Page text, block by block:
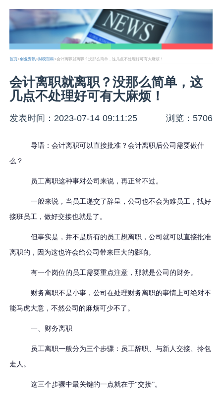
首页>创业资讯>财税百科>会计离职就离职？没那么简单，这几点不处理好可有大麻烦！
会计离职就离职？没那么简单，这
几点不处理好可有大麻烦！
发表时间：2023-07-14 09:11:25 浏览：5706
导语：会计离职可以直接批准？会计离职后公司需要做什
么？
员工离职这种事对公司来说，再正常不过。
一般来说，当员工递交了辞呈，公司也不会为难员工，找好
接班员工，做好交接也就是了。
但事实是，并不是所有的员工想离职，公司就可以直接批准
离职的，因为这也许会给公司带来巨大的影响。
有一个岗位的员工需要重点注意，那就是公司的财务。
财务离职不是小事，公司在处理财务离职的事情上可绝对不
能马虎大意，不然公司的麻烦可少不了。
一、财务离职
员工离职一般分为三个步骤：员工辞职、与新人交接、拎包
走人。
这三个步骤中最关键的一点就在于“交接”。